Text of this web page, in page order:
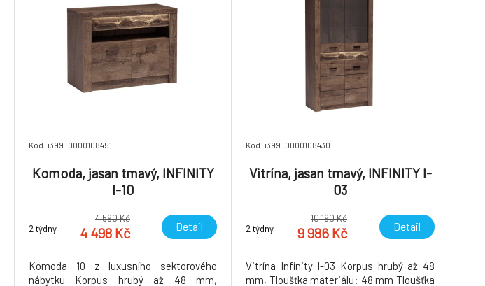
Kód: i399_0000108451
Komoda, jasan tmavý, INFINITY
I-10
2 týdny
4 590 Kč
4 498 Kč Detail
Komoda 10 z luxusního sektorového
nábytku Korpus hrubý až 48 mm,
Kód: i399_0000108430
Vitrína, jasan tmavý, INFINITY I-
03
2 týdny
10 190 Kč
9 986 Kč Detail
Vitrína Infinity I-03 Korpus hrubý až 48
mm, Tloušťka materiálu: 48 mm Tloušťka